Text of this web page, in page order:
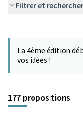
Filtrer et rechercher
−
La 4ème édition
vos idées !
177 propositions